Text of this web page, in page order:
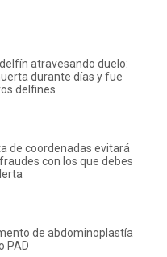
atravesando duelo:
durante días y fue
delfines
de coordenadas evitará
con los que debes
de abdominoplastía
PAD